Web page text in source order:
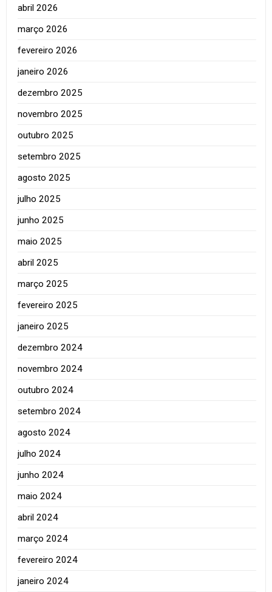
abril 2026
março 2026
fevereiro 2026
janeiro 2026
dezembro 2025
novembro 2025
outubro 2025
setembro 2025
agosto 2025
julho 2025
junho 2025
maio 2025
abril 2025
março 2025
fevereiro 2025
janeiro 2025
dezembro 2024
novembro 2024
outubro 2024
setembro 2024
agosto 2024
julho 2024
junho 2024
maio 2024
abril 2024
março 2024
fevereiro 2024
janeiro 2024